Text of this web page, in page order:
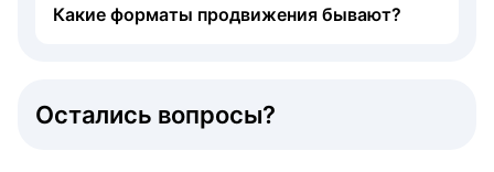
Какие форматы продвижения бывают?
Остались вопросы?